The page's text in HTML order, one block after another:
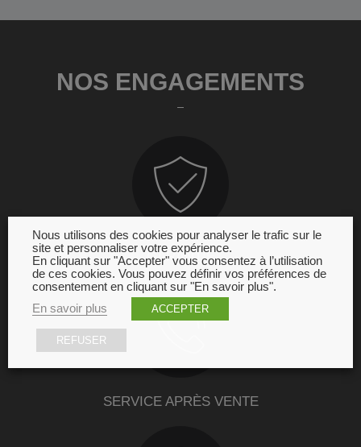
NOS ENGAGEMENTS
GARANTIE
SERVICE APRÈS VENTE
Nous utilisons des cookies pour analyser le trafic sur le
site et personnaliser votre expérience.
En cliquant sur "Accepter" vous consentez à l’utilisation
de ces cookies. Vous pouvez définir vos préférences de
consentement en cliquant sur "En savoir plus".
En savoir plus
ACCEPTER
REFUSER